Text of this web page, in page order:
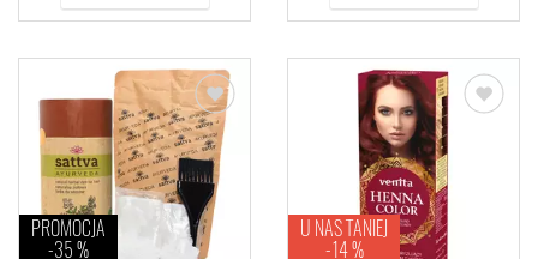
PROMOCJA
-35 %
U NAS TANIEJ
-14 %